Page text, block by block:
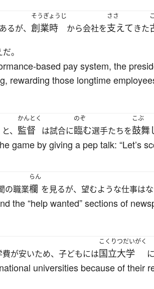
るが、
そうぎょうじ
創業時 から会社を
ささ
支えてきた
。
based pay system, the
rewarding those longtime
、
かんとく
監督 は試合に
のぞ
臨む選手たちを
こぶ
鼓舞
game by giving a pep talk: “Let’s
の職業
らん
欄 を見るが、望むような仕事は
the “help wanted” sections of
費が安いため、子どもには
こくりつだいがく
国立大学
universities because of their